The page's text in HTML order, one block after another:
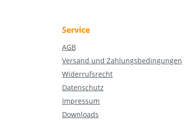
Service
AGB
Versand und Zahlungsbedingungen
Widerrufsrecht
Datenschutz
Impressum
Downloads